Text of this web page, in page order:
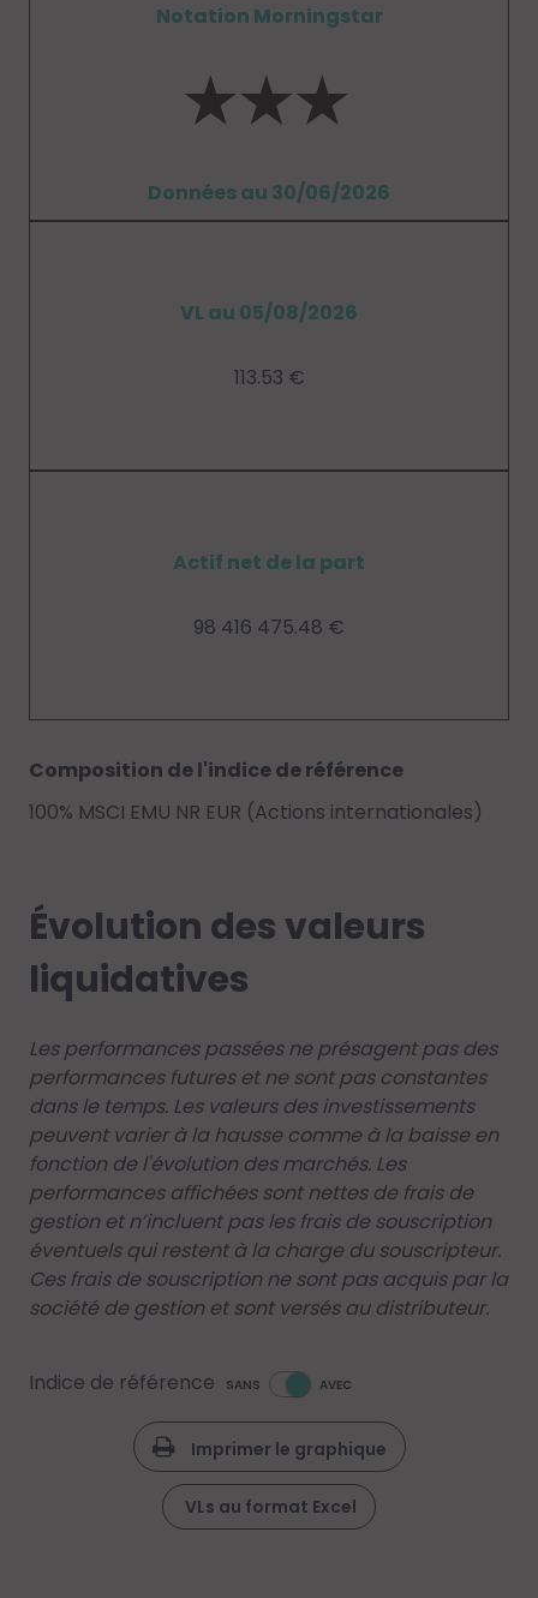
Notation Morningstar
Données au 30/06/2026
VL au 05/08/2026
113.53 €
Actif net de la part
98 416 475.48 €
Composition de l'indice de référence
100% MSCI EMU NR EUR (Actions internationales)
Évolution des valeurs
liquidatives
Les performances passées ne présagent pas des
performances futures et ne sont pas constantes
dans le temps. Les valeurs des investissements
peuvent varier à la hausse comme à la baisse en
fonction de l'évolution des marchés. Les
performances affichées sont nettes de frais de
gestion et n’incluent pas les frais de souscription
éventuels qui restent à la charge du souscripteur.
Ces frais de souscription ne sont pas acquis par la
société de gestion et sont versés au distributeur.
Indice de référence SANS AVEC
Imprimer le graphique
VLs au format Excel